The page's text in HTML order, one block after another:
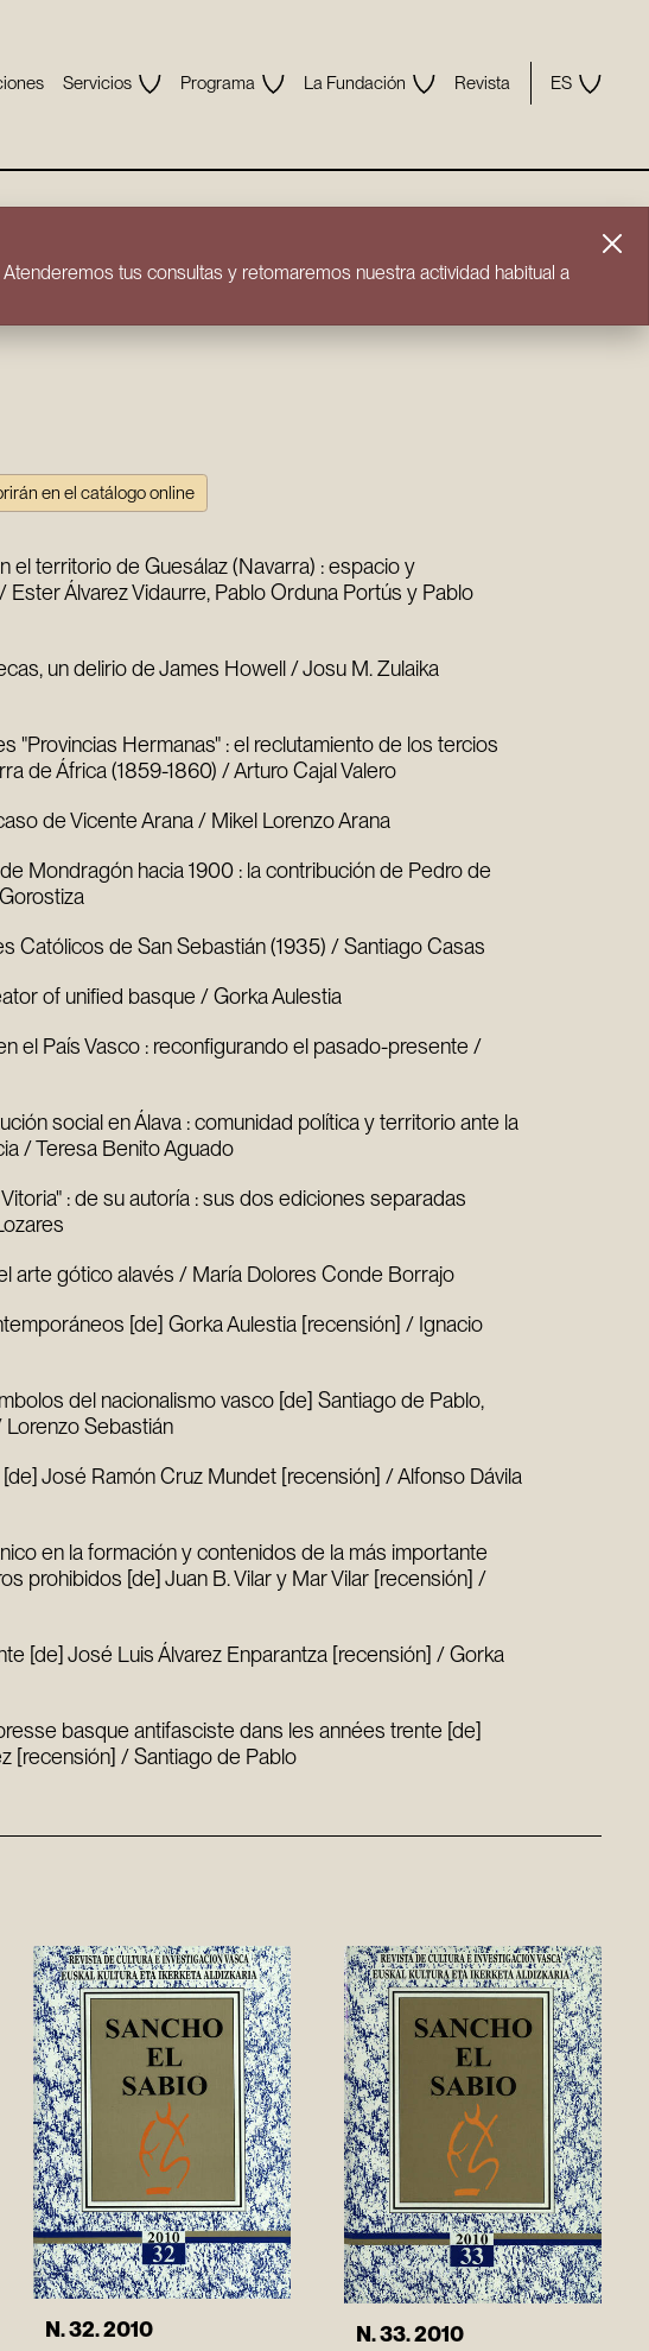
Servicios Programa La Fundación Revista ES
tus consultas y retomaremos nuestra actividad habitual a
en el catálogo online
el territorio de Guesálaz (Navarra) : espacio y
Álvarez Vidaurre, Pablo Orduna Portús y Pablo
un delirio de James Howell / Josu M. Zulaika
"Provincias Hermanas" : el reclutamiento de los tercios
de África (1859-1860) / Arturo Cajal Valero
de Vicente Arana / Mikel Lorenzo Arana
Mondragón hacia 1900 : la contribución de Pedro de
Católicos de San Sebastián (1935) / Santiago Casas
of unified basque / Gorka Aulestia
el País Vasco : reconfigurando el pasado-presente /
social en Álava : comunidad política y territorio ante la
/ Teresa Benito Aguado
: de su autoría : sus dos ediciones separadas
arte gótico alavés / María Dolores Conde Borrajo
[de] Gorka Aulestia [recensión] / Ignacio
del nacionalismo vasco [de] Santiago de Pablo,
Sebastián
José Ramón Cruz Mundet [recensión] / Alfonso Dávila
en la formación y contenidos de la más importante
prohibidos [de] Juan B. Vilar y Mar Vilar [recensión] /
[de] José Luis Álvarez Enparantza [recensión] / Gorka
basque antifasciste dans les années trente [de]
[recensión] / Santiago de Pablo
N. 32. 2010 N. 33. 2010